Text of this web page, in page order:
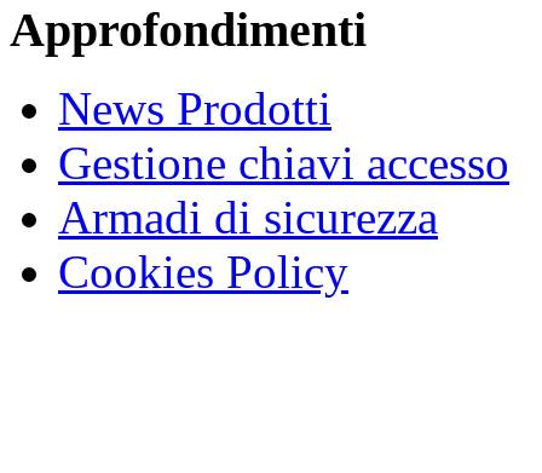
Approfondimenti
News Prodotti
Gestione chiavi accesso
Armadi di sicurezza
Cookies Policy